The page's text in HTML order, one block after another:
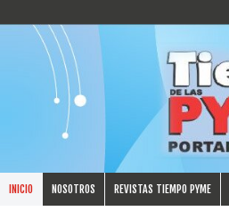
INICIO NOSOTROS REVISTAS TIEMPO PYME